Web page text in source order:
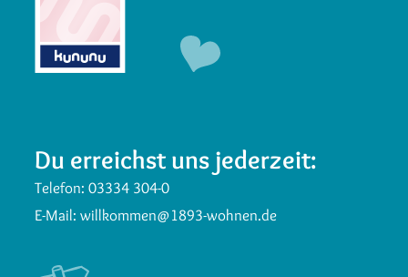
Du erreichst uns jederzeit:
Telefon:03334 304-0
E-Mail:willkommen@1893-wohnen.de